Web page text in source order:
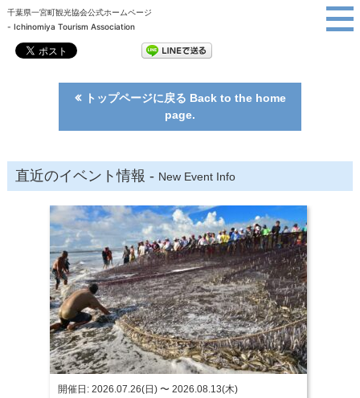
千葉県南九十九里
一宮町観光協会
千葉県一宮町観光協会公式ホームページ
- Ichinomiya Tourism Association
買う
トップページに戻る Back to the home
page.
直近のイベント情報 - New Event Info
開催日: 2026.07.26(日) 〜 2026.08.13(木)